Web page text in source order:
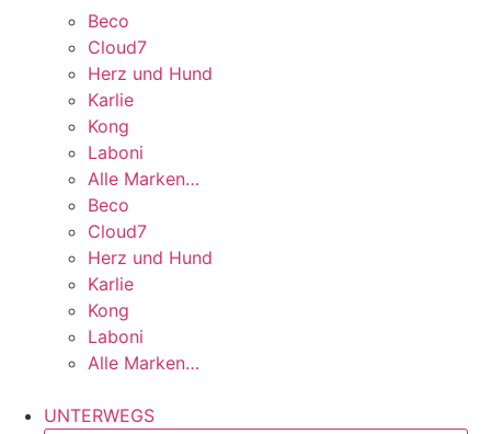
Beco
Cloud7
Herz und Hund
Karlie
Kong
Laboni
Alle Marken…
Beco
Cloud7
Herz und Hund
Karlie
Kong
Laboni
Alle Marken…
UNTERWEGS